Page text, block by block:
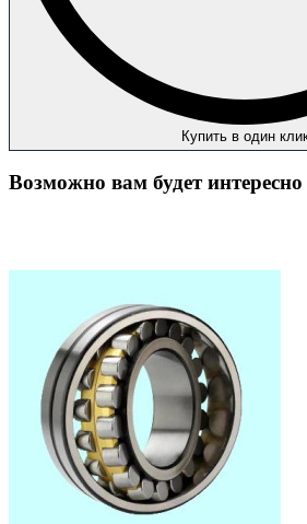
Купить в один
Возможно вам будет интересно